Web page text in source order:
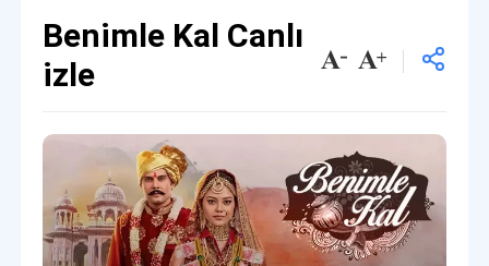
Benimle Kal Canlı
izle